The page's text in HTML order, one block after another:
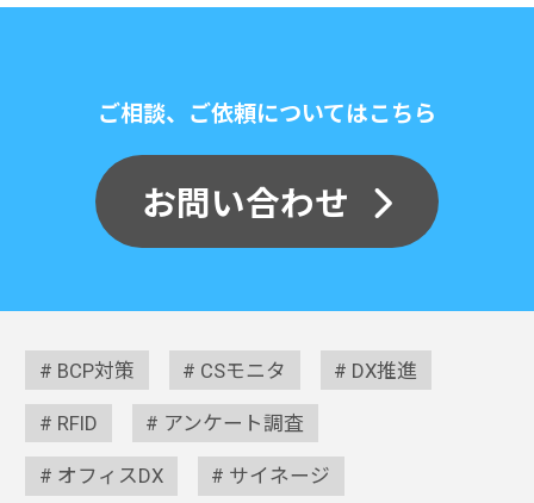
ご相談、ご依頼についてはこちら
お問い合わせ
BCP対策 CSモニタ DX推進
RFID アンケート調査
オフィスDX サイネージ